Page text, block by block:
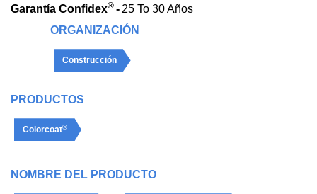
Garantía Confidex® - 25 To 30 Años
ORGANIZACIÓN
Construcción
PRODUCTOS
Colorcoat®
NOMBRE DEL PRODUCTO